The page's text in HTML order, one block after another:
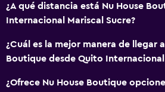
¿A qué distancia está Nu House
Internacional Mariscal Sucre?
¿Cuál es la mejor manera de llegar
Boutique desde Quito Internacional
¿Ofrece Nu House Boutique